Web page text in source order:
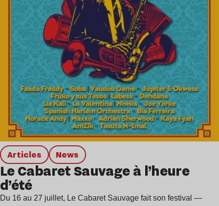
Articles news
Le Cabaret Sauvage à l’heure
d’été
Du 16 au 27 juillet, Le Cabaret Sauvage fait son festival —